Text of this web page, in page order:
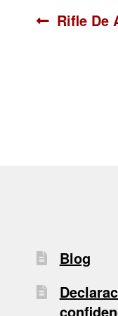
Anterior:
Rifle De
Blog